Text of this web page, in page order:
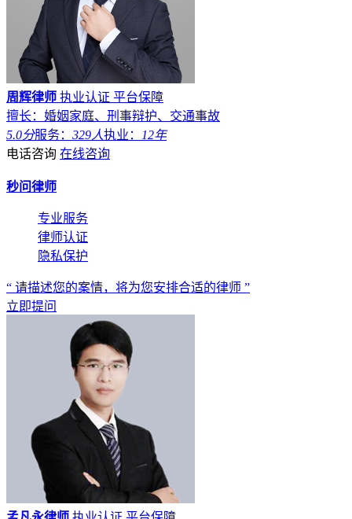
周辉律师 执业认证 平台保障
擅长：婚姻家庭、刑事辩护、交通事故
5.0分服务： 329人执业：
12年
电话咨询 在线咨询
秒问律师
专业服务
律师认证
隐私保护
“ 请描述您的案情，将为您安排合适的律师 ”
立即提问